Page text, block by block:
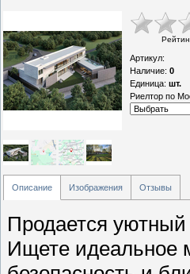
Артикул:
Наличие: 0
Единица: шт.
Риелтор по
Описание Изображения Отзывы
Продается уютный коттедж в престижном коттеджном поселке Кунцево-2! Ищете идеальное место для жизни за городом, где сочетаются комфорт, безопасность и близость к природе? Тогда этот коттедж в КП Кунцево-2 - именно то, что вам нужно! Здесь вы найдете: Просторный и светлый дом, построенный с использованием качественных материалов и продуманной планировкой. Ухоженный участок, где можно наслаждаться свежим воздухом и проводить время с семьей и друзьями. Развитую инфраструктуру поселка, включающую охрану, детские площадки, спортивные объекты и многое другое. Удобное расположение, позволяющее быстро добраться до Москвы и других городов. Не упустите возможность стать владельцем этого прекрасного коттеджа в одном из лучших коттеджных поселков Подмосковья! Звоните прямо сейчас, чтобы узнать подробности и договориться о просмотре! Продается коттедж в КП Кунцево-2. Продается уютный коттедж в престижном коттеджном поселке Кунцево-2! Ищете идеальное место для жизни за городом, где сочетаются комфорт, безопасность и близость к природе? Тогда этот коттедж в КП Кунцево-2 - именно то, что вам нужно! Здесь вы найдете: Просторный и светлый дом, построенный с использованием качественных материалов и продуманной планировкой. Каждый уголок этого дома наполнен светом и теплом, создавая атмосферу уюта и гармонии. Продуманная эргономика пространства позволяет максимально эффективно использовать каждый квадратный метр, обеспечивая комфортное проживание для всей семьи. Высококачественные строительные и отделочные материалы гарантируют долговечность и эстетическую привлекательность дома на долгие годы. Ухоженный участок, где можно наслаждаться свежим воздухом и проводить время с семьей и друзьями. Зеленый газон, зрелые деревья и продуманное ландшафтное оформление создают идеальное пространство для отдыха и досуга. Здесь найдется место как для тихих семейных вечеров на свежем воздухе, так и для шумных дружеских встреч и барбекю. Возможности для обустройства зоны отдыха, детской площадки или даже небольшого сада практически безграничны. Развитую инфраструктуру поселка, включающую охрану, детские площадки, спортивные объекты и многое другое. Безопасность и спокойствие жителей – приоритет КП Кунцево-2. Круглосуточная охрана, видеонаблюдение и контролируемый въезд обеспечивают полную уверенность в сохранности вашего дома и близких. Для детей предусмотрены современные и безопасные игровые площадки, а для любителей активного образа жизни – спортивные зоны и